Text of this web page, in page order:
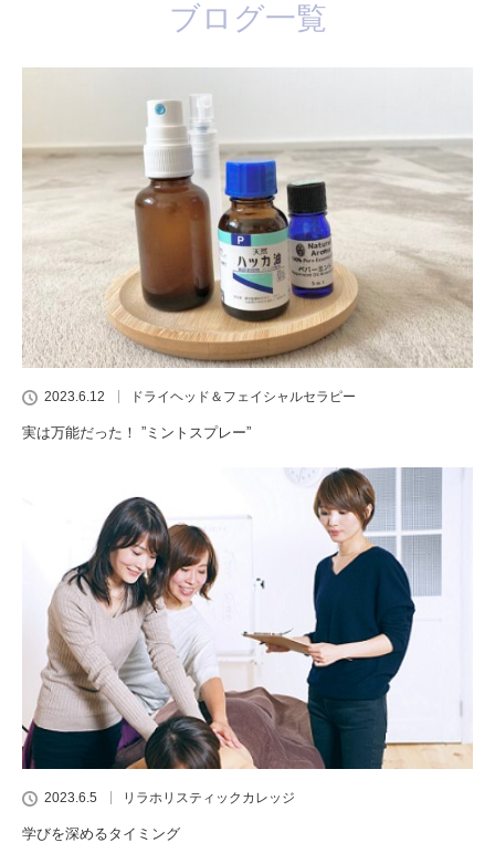
ブログ一覧
2023.6.12 ドライヘッド＆フェイシャルセラピー
実は万能だった！ ”ミントスプレー”
2023.6.5 リラホリスティックカレッジ
学びを深めるタイミング